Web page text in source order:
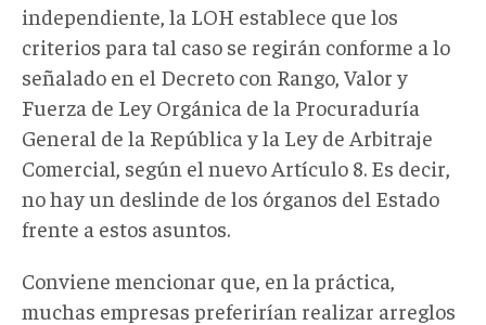
independiente, la LOH establece que los
criterios para tal caso se regirán conforme a lo
señalado en el Decreto con Rango, Valor y
Fuerza de Ley Orgánica de la Procuraduría
General de la República y la Ley de Arbitraje
Comercial, según el nuevo Artículo 8. Es decir,
no hay un deslinde de los órganos del Estado
frente a estos asuntos.
Conviene mencionar que, en la práctica,
muchas empresas preferirían realizar arreglos